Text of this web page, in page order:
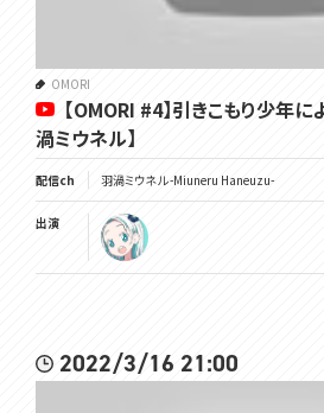
OMORI
【OMORI #4】引きこもり少年
渦ミウネル】
配信ch 羽渦ミウネル -Miuneru Haneuzu-
出演
2022/3/16 21:00